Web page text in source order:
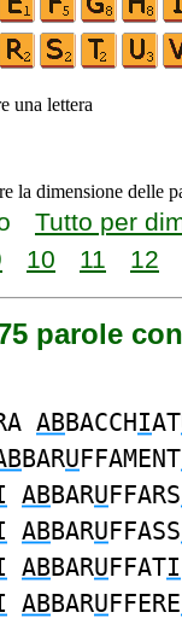
una lettera
la dimensione delle
Tutto per
10 11 12
parole
ABBACCHIAT
BARUFFAMENT
ABBARUFFARS
ABBARUFFASS
ABBARUFFATI
ABBARUFFERE